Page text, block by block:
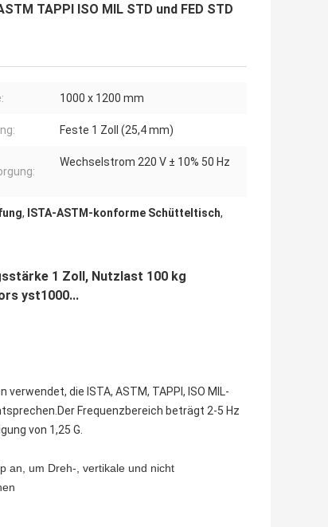
TAPPI ISO MIL STD und FED STD
1000 x 1200 mm
Feste 1 Zoll (25,4 mm)
Wechselstrom 220 V ± 10% 50 Hz
, ISTA-ASTM-konforme Schütteltisch,
1 Zoll, Nutzlast 100 kg
yst1000...
die ISTA, ASTM, TAPPI, ISO MIL-
Frequenzbereich beträgt 2-5 Hz
von 1,25 G.
an, um Dreh-, vertikale und nicht